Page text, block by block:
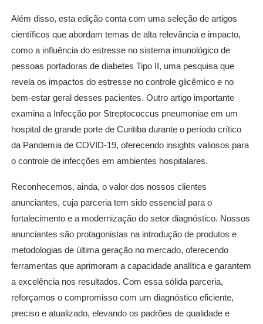
Além disso, esta edição conta com uma seleção de artigos
científicos que abordam temas de alta relevância e impacto,
como a influência do estresse no sistema imunológico de
pessoas portadoras de diabetes Tipo II, uma pesquisa que
revela os impactos do estresse no controle glicêmico e no
bem-estar geral desses pacientes. Outro artigo importante
examina a Infecção por Streptococcus pneumoniae em um
hospital de grande porte de Curitiba durante o período crítico
da Pandemia de COVID-19, oferecendo insights valiosos para
o controle de infecções em ambientes hospitalares.
Reconhecemos, ainda, o valor dos nossos clientes
anunciantes, cuja parceria tem sido essencial para o
fortalecimento e a modernização do setor diagnóstico. Nossos
anunciantes são protagonistas na introdução de produtos e
metodologias de última geração no mercado, oferecendo
ferramentas que aprimoram a capacidade analítica e garantem
a excelência nos resultados. Com essa sólida parceria,
reforçamos o compromisso com um diagnóstico eficiente,
preciso e atualizado, elevando os padrões de qualidade e